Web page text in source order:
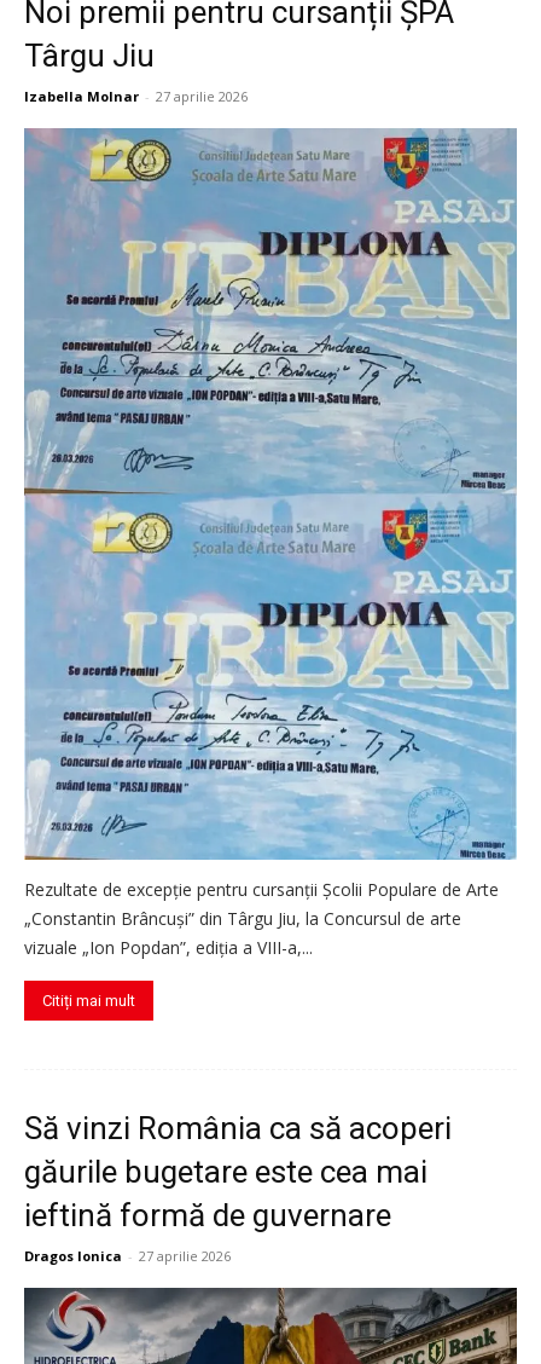
Noi premii pentru cursanții ȘPA
Târgu Jiu
Izabella Molnar - 27 aprilie 2026
Rezultate de excepție pentru cursanții Școlii Populare de Arte
„Constantin Brâncuși” din Târgu Jiu, la Concursul de arte
vizuale „Ion Popdan”, ediția a VIII-a,...
Citiți mai mult
Să vinzi România ca să acoperi
găurile bugetare este cea mai
ieftină formă de guvernare
Dragos Ionica - 27 aprilie 2026